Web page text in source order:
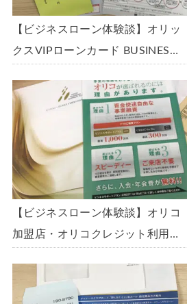
【ビジネスローン体験談】オリッ
クスVIPローンカード BUSINESS
の金利で借りられました。全手順
を丁寧に解説します。
【ビジネスローン体験談】オリコ
加盟店・オリコクレジット利用中
「オリコビジネスサポートプラ
ン」を使う方法がないか、問い合